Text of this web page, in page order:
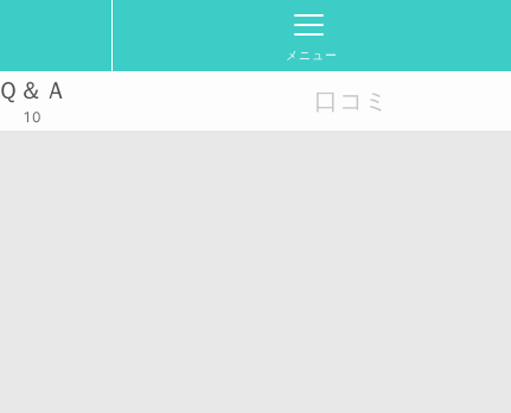
メニュー
Ｑ＆Ａ
10
口コミ